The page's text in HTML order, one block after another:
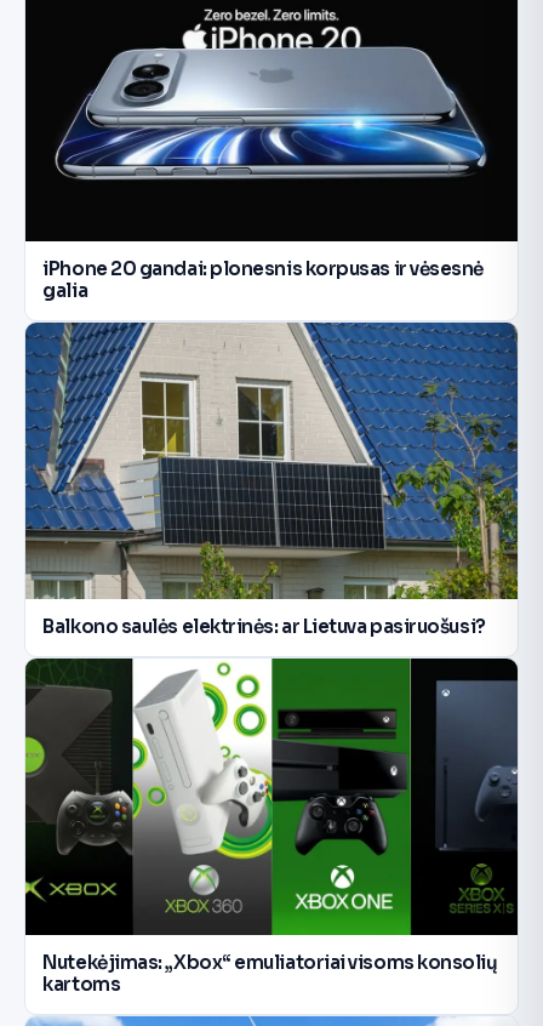
iPhone 20 gandai: plonesnis korpusas ir vėsesnė
galia
Balkono saulės elektrinės: ar Lietuva pasiruošusi?
Nutekėjimas: „Xbox“ emuliatoriai visoms konsolių
kartoms